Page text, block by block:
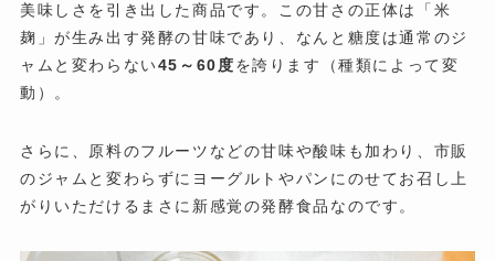
美味しさを引き出した商品です。この甘さの正体は「米
麹」が生み出す発酵の甘味であり、なんと糖度は通常のジ
ャムと変わらない45～60度を誇ります（種類によって変
動）。
さらに、原料のフルーツなどの甘味や酸味も加わり、市販
のジャムと変わらずにヨーグルトやパンにのせてお召し上
がりいただけるまさに新感覚の発酵食品なのです。